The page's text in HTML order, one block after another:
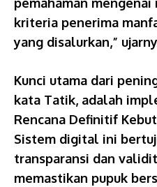
kriteria penerima
yang disalurkan,”
Kunci utama dari
kata Tatik, adalah
Rencana Definitif
Sistem digital ini
transparansi dan
memastikan pupuk